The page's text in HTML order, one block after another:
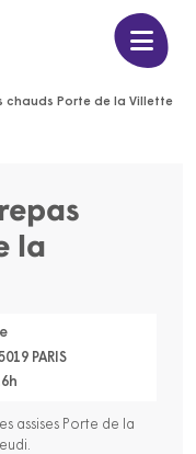
chauds Porte de la Villette
la
PARIS
assises Porte de la